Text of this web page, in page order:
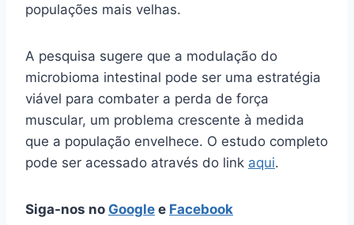
populações mais velhas.
A pesquisa sugere que a modulação do
microbioma intestinal pode ser uma estratégia
viável para combater a perda de força
muscular, um problema crescente à medida
que a população envelhece. O estudo completo
pode ser acessado através do link aqui.
Siga-nos no Google e Facebook